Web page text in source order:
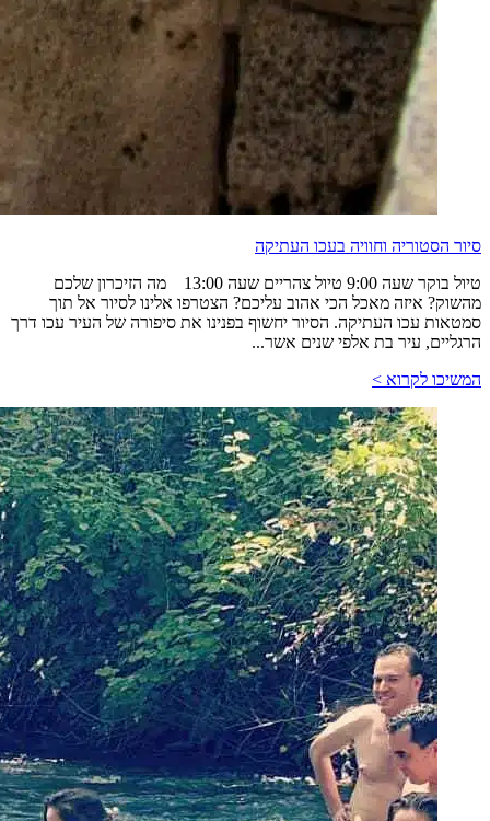
סיור הסטוריה וחוויה בעכו העתיקה
טיול בוקר שעה 9:00 טיול צהריים שעה 13:00 מה הזיכרון שלכם
מהשוק? איזה מאכל הכי אהוב עליכם? הצטרפו אלינו לסיור אל תוך
סמטאות עכו העתיקה. הסיור יחשוף בפנינו את סיפורה של העיר עכו דרך
הרגליים, עיר בת אלפי שנים אשר...
המשיכו לקרוא >